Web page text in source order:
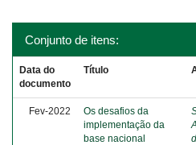
Conjunto de itens:
Data do
documento
Título
Fev-2022
Os desafios da
implementação da
base nacional